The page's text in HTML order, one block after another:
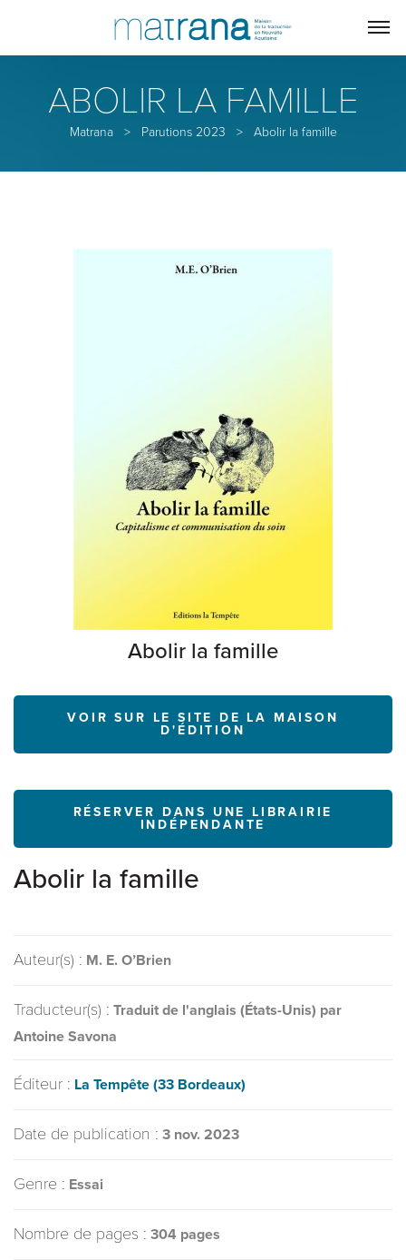
ABOLIR LA FAMILLE
Matrana> Parutions 2023 > Abolir la famille
Abolir la famille
VOIR SUR LE SITE DE LA MAISON
D'ÉDITION
RÉSERVER DANS UNE LIBRAIRIE
INDÉPENDANTE
Abolir la famille
Auteur(s) : M. E. O’Brien
Traducteur(s) : Traduit de l'anglais (États-Unis) par
Antoine Savona
Éditeur : La Tempête (33 Bordeaux)
Date de publication : 3 nov. 2023
Genre : Essai
Nombre de pages : 304 pages